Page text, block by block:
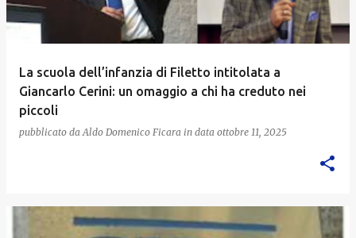
La scuola dell’infanzia di Filetto intitolata a
Giancarlo Cerini: un omaggio a chi ha creduto nei
piccoli
pubblicato da Aldo Domenico Ficara in data ottobre 11, 2025